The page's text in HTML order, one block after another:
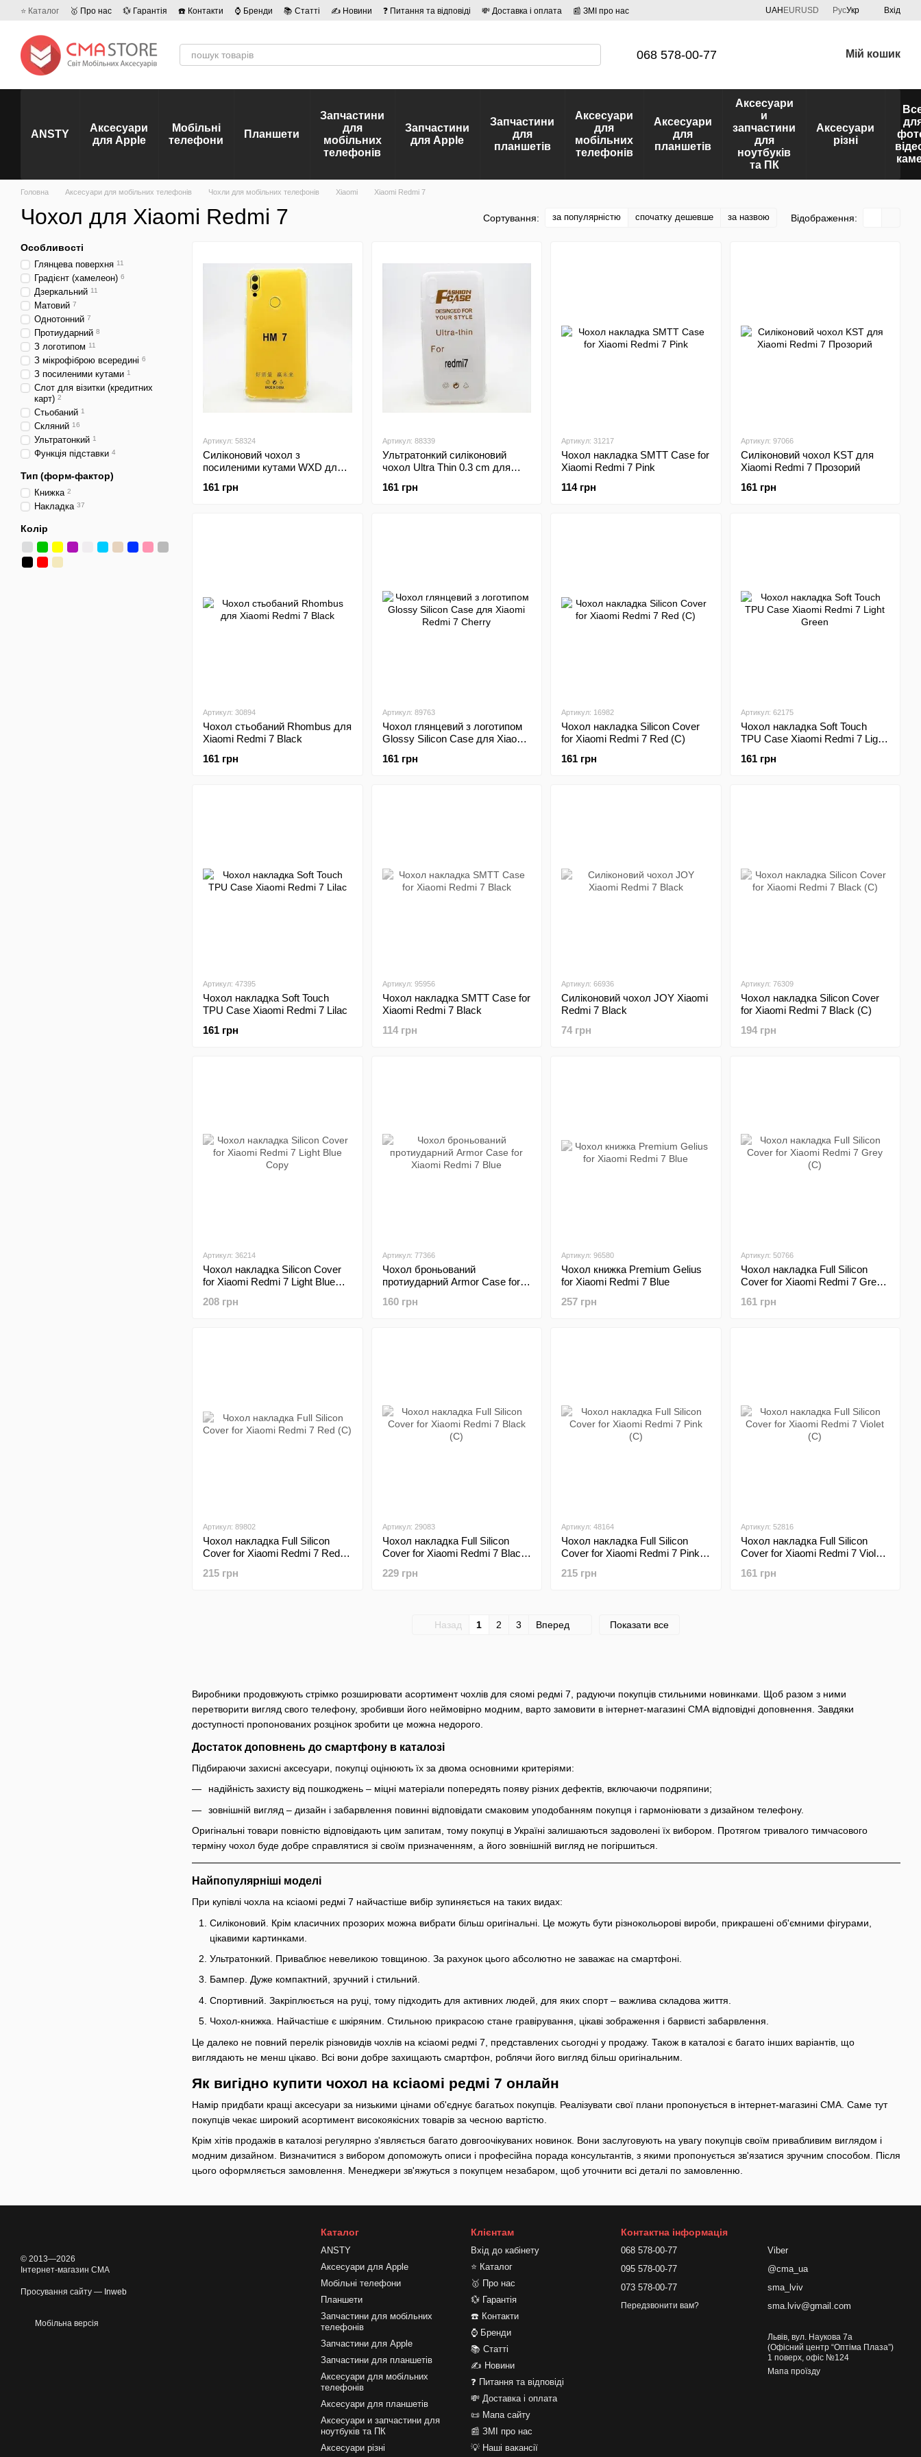
Перейти до основного контенту
⭐ Каталог 🥇 Про нас 💱 Гарантія ☎️ Контакти ⌚ Бренди 📚 Статті ✍ Новини ❓ Питання та відповіді 💸 Доставка і оплата
📰 ЗМІ про нас
UAH EURUSD РусУкр Вхід
068 578-00-77 Мій кошик
ANSTY
Аксесуари
для Apple
Мобільні
телефони
Планшети
Запчастини
для
мобільних
телефонів
Запчастини
для Apple
Запчастини
для
планшетів
Аксесуари
для
мобільних
телефонів
Аксесуари
для
планшетів
Аксесуари
и
запчастини
для
ноутбуків
та ПК
Аксесуари
різні
Головна Аксесуари для мобільних телефонів Чохли для мобільних телефонів Xiaomi Xiaomi Redmi 7
Чохол для Xiaomi Redmi 7 Сортування: за популярністю спочатку дешевше за назвою Відображення:
Виробники продовжують стрімко розширювати асортимент чохлів для сяомі редмі 7, радуючи покупців стильними новинками. Щоб разом з ними
перетворити вигляд свого телефону, зробивши його неймовірно модним, варто замовити в інтернет-магазині СМА відповідні доповнення. Завдяки
доступності пропонованих розцінок зробити це можна недорого.
Достаток доповнень до смартфону в каталозі
Підбираючи захисні аксесуари, покупці оцінюють їх за двома основними критеріями:
надійність захисту від пошкоджень – міцні матеріали попередять появу різних дефектів, включаючи подряпини;
зовнішній вигляд – дизайн і забарвлення повинні відповідати смаковим уподобанням покупця і гармоніювати з дизайном телефону.
Оригінальні товари повністю відповідають цим запитам, тому покупці в Україні залишаються задоволені їх вибором. Протягом тривалого тимчасового
терміну чохол буде добре справлятися зі своїм призначенням, а його зовнішній вигляд не погіршиться.
Найпопулярніші моделі
При купівлі чохла на ксіаомі редмі 7 найчастіше вибір зупиняється на таких видах:
Силіконовий. Крім класичних прозорих можна вибрати більш оригінальні. Це можуть бути різнокольорові вироби, прикрашені об'ємними фігурами,
цікавими картинками.
Ультратонкий. Приваблює невеликою товщиною. За рахунок цього абсолютно не заважає на смартфоні.
Бампер. Дуже компактний, зручний і стильний.
Спортивний. Закріплюється на руці, тому підходить для активних людей, для яких спорт – важлива складова життя.
Чохол-книжка. Найчастіше є шкіряним. Стильною прикрасою стане гравірування, цікаві зображення і барвисті забарвлення.
Це далеко не повний перелік різновидів чохлів на ксіаомі редмі 7, представлених сьогодні у продажу. Також в каталозі є багато інших варіантів, що
виглядають не менш цікаво. Всі вони добре захищають смартфон, роблячи його вигляд більш оригінальним.
Як вигідно купити чохол на ксіаомі редмі 7 онлайн
Намір придбати кращі аксесуари за низькими цінами об'єднує багатьох покупців. Реалізувати свої плани пропонується в інтернет-магазині СМА. Саме тут
покупців чекає широкий асортимент високоякісних товарів за чесною вартістю.
Крім хітів продажів в каталозі регулярно з'являється багато довгоочікуваних новинок. Вони заслуговують на увагу покупців своїм привабливим виглядом і
модним дизайном. Визначитися з вибором допоможуть описи і професійна порада консультантів, з якими пропонується зв'язатися зручним способом. Після
цього оформляється замовлення. Менеджери зв'яжуться з покупцем незабаром, щоб уточнити всі деталі по замовленню.
Артикул: 58324
Силіконовий чохол з
посиленими кутами WXD для
161 грн
Артикул: 88339
Ультратонкий силіконовий
чохол Ultra Thin 0.3 cm для
161 грн
Артикул: 31217
Чохол накладка SMTT Case for
Xiaomi Redmi 7 Pink
114 грн
Артикул: 97066
Силіконовий чохол KST для
Xiaomi Redmi 7 Прозорий
161 грн
Артикул: 30894
Чохол стьобаний Rhombus для
Xiaomi Redmi 7 Black
161 грн
Артикул: 89763
Чохол глянцевий з логотипом
Glossy Silicon Case для Xiaomi
161 грн
Артикул: 16982
Чохол накладка Silicon Cover
for Xiaomi Redmi 7 Red (C)
161 грн
Артикул: 62175
Чохол накладка Soft Touch
TPU Case Xiaomi Redmi 7 Light
161 грн
Артикул: 47395
Чохол накладка Soft Touch
TPU Case Xiaomi Redmi 7 Lilac
161 грн
Артикул: 95956
Чохол накладка SMTT Case for
Xiaomi Redmi 7 Black
114 грн
Артикул: 66936
Силіконовий чохол JOY Xiaomi
Redmi 7 Black
74 грн
Артикул: 76309
Чохол накладка Silicon Cover
for Xiaomi Redmi 7 Black (C)
194 грн
Артикул: 36214
Чохол накладка Silicon Cover
for Xiaomi Redmi 7 Light Blue
208 грн
Артикул: 77366
Чохол броньований
протиударний Armor Case for
160 грн
Артикул: 96580
Чохол книжка Premium Gelius
for Xiaomi Redmi 7 Blue
257 грн
Артикул: 50766
Чохол накладка Full Silicon
Cover for Xiaomi Redmi 7 Grey
161 грн
Артикул: 89802
Чохол накладка Full Silicon
Cover for Xiaomi Redmi 7 Red
215 грн
Артикул: 29083
Чохол накладка Full Silicon
Cover for Xiaomi Redmi 7 Black
229 грн
Артикул: 48164
Чохол накладка Full Silicon
Cover for Xiaomi Redmi 7 Pink
215 грн
Артикул: 52816
Чохол накладка Full Silicon
Cover for Xiaomi Redmi 7 Violet
161 грн
Назад 1 2 3 Вперед Показати все
Особливості
Глянцева поверхня 11
Градієнт (хамелеон) 6
Дзеркальний 11
Матовий 7
Однотонний 7
Протиударний 8
З логотипом 11
З мікрофіброю всередині 6
З посиленими кутами 1
Слот для візитки (кредитних
карт) 2
Стьобаний 1
Скляний 16
Ультратонкий 1
Функція підставки 4
Тип (форм-фактор)
Книжка 2
Накладка 37
Колір
© 2013—2026
Інтернет-магазин CMA
Просування сайту — Inweb
Мобільна версія
Каталог
ANSTY
Аксесуари для Apple
Мобільні телефони
Планшети
Запчастини для мобільних
телефонів
Запчастини для Apple
Запчастини для планшетів
Аксесуари для мобільних
телефонів
Аксесуари для планшетів
Аксесуари и запчастини для
ноутбуків та ПК
Аксесуари різні
Клієнтам
Вхід до кабінету
⭐ Каталог
🥇 Про нас
💱 Гарантія
☎️ Контакти
⌚ Бренди
📚 Статті
✍ Новини
❓ Питання та відповіді
💸 Доставка і оплата
📜 Мапа сайту
📰 ЗМІ про нас
💡 Наші вакансії
Контактна інформація
068 578-00-77
095 578-00-77
073 578-00-77
Передзвонити вам?
Viber
@cma_ua
sma_lviv
sma.lviv@gmail.com
Львів, вул. Наукова 7а
(Офісний центр “Оптіма Плаза”)
1 поверх, офіс №124
Мапа проїзду